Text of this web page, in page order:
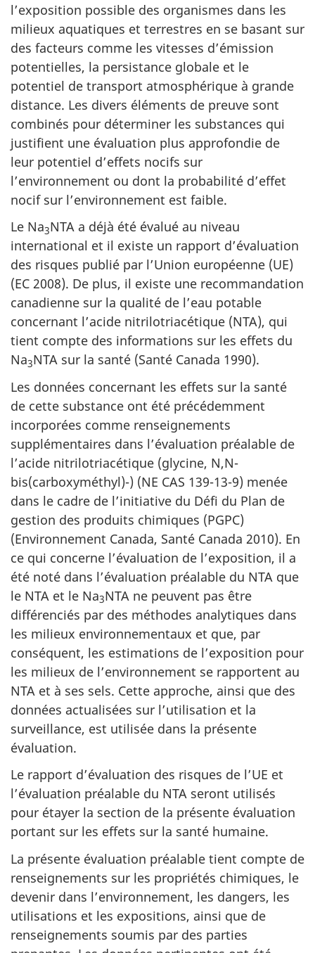
l’exposition possible des organismes dans les
milieux aquatiques et terrestres en se basant sur
des facteurs comme les vitesses d’émission
potentielles, la persistance globale et le
potentiel de transport atmosphérique à grande
distance. Les divers éléments de preuve sont
combinés pour déterminer les substances qui
justifient une évaluation plus approfondie de
leur potentiel d’effets nocifs sur
l’environnement ou dont la probabilité d’effet
nocif sur l’environnement est faible.
Le Na3NTA a déjà été évalué au niveau
international et il existe un rapport d’évaluation
des risques publié par l’Union européenne (UE)
(EC 2008). De plus, il existe une recommandation
canadienne sur la qualité de l’eau potable
concernant l’acide nitrilotriacétique (NTA), qui
tient compte des informations sur les effets du
Na3NTA sur la santé (Santé Canada 1990).
Les données concernant les effets sur la santé
de cette substance ont été précédemment
incorporées comme renseignements
supplémentaires dans l’évaluation préalable de
l’acide nitrilotriacétique (glycine, N,N-
bis(carboxyméthyl)-) (NE CAS 139-13-9) menée
dans le cadre de l’initiative du Défi du Plan de
gestion des produits chimiques (PGPC)
(Environnement Canada, Santé Canada 2010). En
ce qui concerne l’évaluation de l’exposition, il a
été noté dans l’évaluation préalable du NTA que
le NTA et le Na3NTA ne peuvent pas être
différenciés par des méthodes analytiques dans
les milieux environnementaux et que, par
conséquent, les estimations de l’exposition pour
les milieux de l’environnement se rapportent au
NTA et à ses sels. Cette approche, ainsi que des
données actualisées sur l’utilisation et la
surveillance, est utilisée dans la présente
évaluation.
Le rapport d’évaluation des risques de l’UE et
l’évaluation préalable du NTA seront utilisés
pour étayer la section de la présente évaluation
portant sur les effets sur la santé humaine.
La présente évaluation préalable tient compte de
renseignements sur les propriétés chimiques, le
devenir dans l’environnement, les dangers, les
utilisations et les expositions, ainsi que de
renseignements soumis par des parties